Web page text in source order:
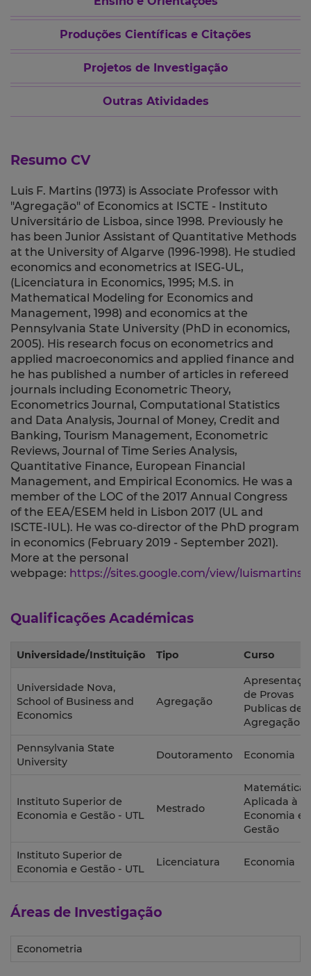
Produções Científicas e Citações
Projetos de Investigação
Outras Atividades
Resumo CV
Luis F. Martins (1973) is Associate Professor with
"Agregação" of Economics at ISCTE - Instituto
Universitário de Lisboa, since 1998. Previously he
has been Junior Assistant of Quantitative Methods
at the University of Algarve (1996-1998). He studied
economics and econometrics at ISEG-UL,
(Licenciatura in Economics, 1995; M.S. in
Mathematical Modeling for Economics and
Management, 1998) and economics at the
Pennsylvania State University (PhD in economics,
2005). His research focus on econometrics and
applied macroeconomics and applied finance and
he has published a number of articles in refereed
journals including Econometric Theory,
Econometrics Journal, Computational Statistics
and Data Analysis, Journal of Money, Credit and
Banking, Tourism Management, Econometric
Reviews, Journal of Time Series Analysis,
Quantitative Finance, European Financial
Management, and Empirical Economics. He was a
member of the LOC of the 2017 Annual Congress
of the EEA/ESEM held in Lisbon 2017 (UL and
ISCTE-IUL). He was co-director of the PhD program
in economics (February 2019 - September 2021).
More at the personal
webpage: https://sites.google.com/view/
Qualificações Académicas
Universidade/Instituição Tipo Curso
Universidade Nova,
School of Business and
Economics
Agregação
de Provas
Publicas de
Agregação
Pennsylvania State
University
Doutoramento Economia
Instituto Superior de
Economia e Gestão - UTL
Mestrado
Matemática
Aplicada à
Economia e
Gestão
Instituto Superior de
Economia e Gestão - UTL
Licenciatura Economia
Áreas de Investigação
Econometria